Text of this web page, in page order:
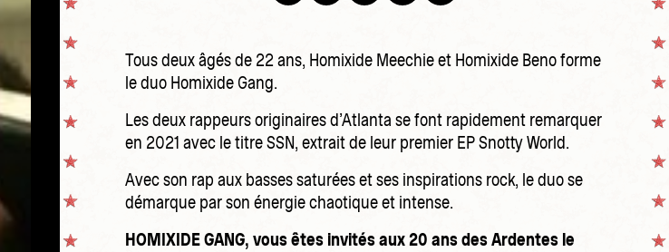
Tous deux âgés de 22 ans, Homixide Meechie et Homixide Beno forme
le duo Homixide Gang.
Les deux rappeurs originaires d’Atlanta se font rapidement remarquer
en 2021 avec le titre SSN, extrait de leur premier EP Snotty World.
Avec son rap aux basses saturées et ses inspirations rock, le duo se
démarque par son énergie chaotique et intense.
HOMIXIDE GANG, vous êtes invités aux 20 ans des Ardentes le